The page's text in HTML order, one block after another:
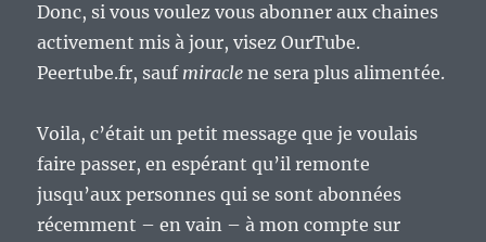
Donc, si vous voulez vous abonner aux chaines
activement mis à jour, visez OurTube.
Peertube.fr, sauf miracle ne sera plus alimentée.
Voila, c’était un petit message que je voulais
faire passer, en espérant qu’il remonte
jusqu’aux personnes qui se sont abonnées
récemment – en vain – à mon compte sur